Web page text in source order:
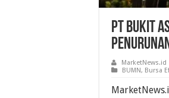
PT Bukit
MarketNews.id
BUMN, Bursa